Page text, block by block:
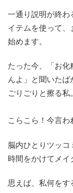
一通り説明が終わ
イテムを使って、
始めます。
たった今、「お
んよ」と聞いた
ごりごりと擦る私
こらこら！今言わ
脳内ひとりツッ
時間をかけてメイ
思えば、私何をす